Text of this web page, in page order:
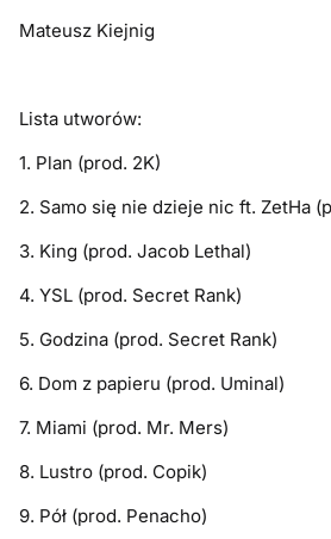
Mateusz Kiejnig
Lista utworów:
1. Plan (prod. 2K)
2. Samo się nie dzieje nic ft. ZetHa
3. King (prod. Jacob Lethal)
4. YSL (prod. Secret Rank)
5. Godzina (prod. Secret Rank)
6. Dom z papieru (prod. Uminal)
7. Miami (prod. Mr. Mers)
8. Lustro (prod. Copik)
9. Pół (prod. Penacho)